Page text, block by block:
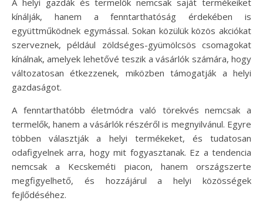
kínálják, hanem a fenntarthatóság érdekében is
együttműködnek egymással. Sokan közülük közös akciókat
szerveznek, például zöldséges-gyümölcsös csomagokat
kínálnak, amelyek lehetővé teszik a vásárlók számára, hogy
változatosan étkezzenek, miközben támogatják a helyi
gazdaságot.
A fenntarthatóbb életmódra való törekvés nemcsak a
termelők, hanem a vásárlók részéről is megnyilvánul. Egyre
többen választják a helyi termékeket, és tudatosan
odafigyelnek arra, hogy mit fogyasztanak. Ez a tendencia
nemcsak a Kecskeméti piacon, hanem országszerte
megfigyelhető, és hozzájárul a helyi közösségek
fejlődéséhez.